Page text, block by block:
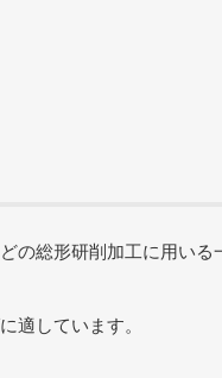
の総形研削加工に用い
適しています。